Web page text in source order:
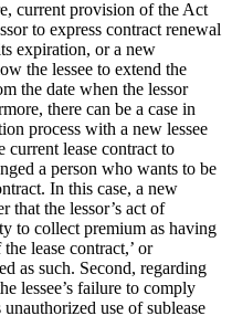
current provision of the Act
to express contract renewal
expiration, or a new
the lessee to extend the
the date when the lessor
there can be a case in
process with a new lessee
current lease contract to
a person who wants to be
In this case, a new
that the lessor’s act of
to collect premium as having
lease contract,’ or
as such. Second, regarding
lessee’s failure to comply
unauthorized use of sublease